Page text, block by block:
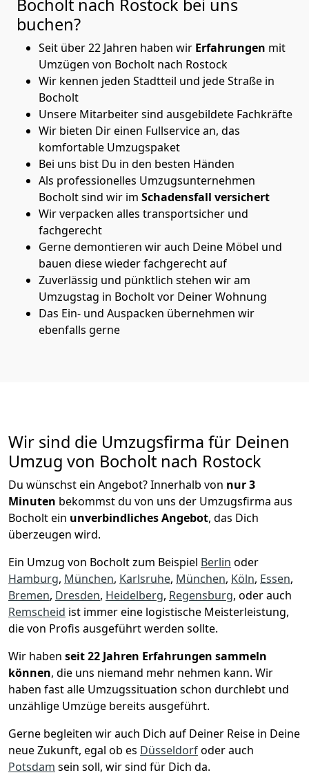
Bocholt nach Rostock bei uns
buchen?
Seit über 22 Jahren haben wir Erfahrungen mit
Umzügen von Bocholt nach Rostock
Wir kennen jeden Stadtteil und jede Straße in
Bocholt
Unsere Mitarbeiter sind ausgebildete Fachkräfte
Wir bieten Dir einen Fullservice an, das
komfortable Umzugspaket
Bei uns bist Du in den besten Händen
Als professionelles Umzugsunternehmen
Bocholt sind wir im Schadensfall versichert
Wir verpacken alles transportsicher und
fachgerecht
Gerne demontieren wir auch Deine Möbel und
bauen diese wieder fachgerecht auf
Zuverlässig und pünktlich stehen wir am
Umzugstag in Bocholt vor Deiner Wohnung
Das Ein- und Auspacken übernehmen wir
ebenfalls gerne
Wir sind die Umzugsfirma für Deinen
Umzug von Bocholt nach Rostock
Du wünschst ein Angebot? Innerhalb von nur 3
Minuten bekommst du von uns der Umzugsfirma aus
Bocholt ein unverbindliches Angebot, das Dich
überzeugen wird.
Ein Umzug von Bocholt zum Beispiel Berlin oder
Hamburg, München, Karlsruhe, München, Köln, Essen,
Bremen, Dresden, Heidelberg, Regensburg, oder auch
Remscheid ist immer eine logistische Meisterleistung,
die von Profis ausgeführt werden sollte.
Wir haben seit22 Jahren Erfahrungen sammeln
können, die uns niemand mehr nehmen kann. Wir
haben fast alle Umzugssituation schon durchlebt und
unzählige Umzüge bereits ausgeführt.
Gerne begleiten wir auch Dich auf Deiner Reise in Deine
neue Zukunft, egal ob es Düsseldorfoder auch
Potsdam sein soll, wir sind für Dich da.